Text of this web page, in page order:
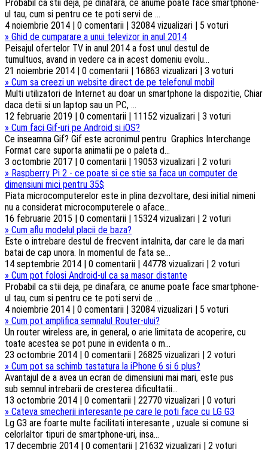
Probabil ca stii deja, pe dinafara, ce anume poate face smartphone-
ul tau, cum si pentru ce te poti servi de ...
4 noiembrie 2014 | 0 comentarii | 32084 vizualizari | 5 voturi
» Ghid de cumparare a unui televizor in anul 2014
Peisajul ofertelor TV in anul 2014 a fost unul destul de
tumultuos, avand in vedere ca in acest domeniu evolu...
21 noiembrie 2014 | 0 comentarii | 16863 vizualizari | 3 voturi
» Cum sa creezi un website direct de pe telefonul mobil
Multi utilizatori de Internet au doar un smartphone la dispozitie, Chiar
daca detii si un laptop sau un PC, ...
12 februarie 2019 | 0 comentarii | 11152 vizualizari | 3 voturi
» Cum faci Gif-uri pe Android si iOS?
Ce inseamna Gif? Gif este acronimul pentru Graphics Interchange
Format care suporta animatii pe o paleta d...
3 octombrie 2017 | 0 comentarii | 19053 vizualizari | 2 voturi
» Raspberry Pi 2 - ce poate si ce stie sa faca un computer de
dimensiuni mici pentru 35$
Piata microcomputerelor este in plina dezvoltare, desi initial nimeni
nu a considerat microcomputerele o aface...
16 februarie 2015 | 0 comentarii | 15324 vizualizari | 2 voturi
» Cum aflu modelul placii de baza?
Este o intrebare destul de frecvent intalnita, dar care le da mari
batai de cap unora. In momentul de fata se...
14 septembrie 2014 | 0 comentarii | 44778 vizualizari | 2 voturi
» Cum pot folosi Android-ul ca sa masor distante
Probabil ca stii deja, pe dinafara, ce anume poate face smartphone-
ul tau, cum si pentru ce te poti servi de ...
4 noiembrie 2014 | 0 comentarii | 32084 vizualizari | 5 voturi
» Cum pot amplifica semnalul Router-ului?
Un router wireless are, in general, o arie limitata de acoperire, cu
toate acestea se pot pune in evidenta o m...
23 octombrie 2014 | 0 comentarii | 26825 vizualizari | 2 voturi
» Cum pot sa schimb tastatura la iPhone 6 si 6 plus?
Avantajul de a avea un ecran de dimensiuni mai mari, este pus
sub semnul intrebarii de cresterea dificultatii...
13 octombrie 2014 | 0 comentarii | 22770 vizualizari | 0 voturi
» Cateva smecherii interesante pe care le poti face cu LG G3
Lg G3 are foarte multe facilitati interesante , uzuale si comune si
celorlaltor tipuri de smartphone-uri, insa...
17 decembrie 2014 | 0 comentarii | 21632 vizualizari | 2 voturi